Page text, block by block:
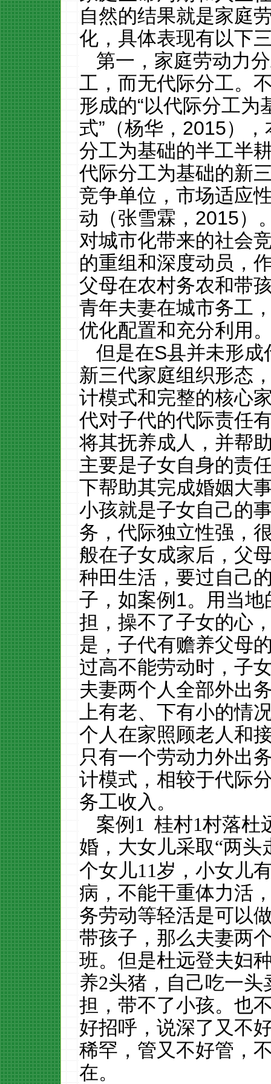
自然的结果就是家庭
化，具体表现有以下
第一，家庭劳动力
工，而无代际分工。
形成的“以代际分工为
式” （杨华， 2015）
分工为基础的半工半
代际分工为基础的新
竞争单位，市场适应
动（张雪霖， 2015）
对城市化带来的社会
的重组和深度动员，
父母在农村务农和带
青年夫妻在城市务工
优化配置和充分利用
但是在S县并未形成
新三代家庭组织形态
计模式和完整的核心
代对子代的代际责任
将其抚养成人，并帮
主要是子女自身的责
下帮助其完成婚姻大
小孩就是子女自己的
务，代际独立性强，
般在子女成家后，父
种田生活，要过自己
子，如案例 1。用当地
担，操不了子女的心
是，子代有赡养父母
过高不能劳动时，子
夫妻两个人全部外出
上有老、下有小的情
个人在家照顾老人和
只有一个劳动力外出
计模式，相较于代际
务工收入。
案例 1 桂村1村落杜
婚，大女儿采取“两头
个女儿11岁，小女儿
病，不能干重体力活
务劳动等轻活是可以
带孩子，那么夫妻两
班。但是杜远登夫妇
养2头猪，自己吃一
担，带不了小孩。也
好招呼，说深了又不
稀罕，管又不好管，
在。